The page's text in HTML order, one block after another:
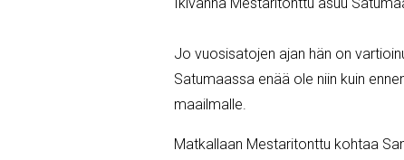
Jo vuosisatojen ajan hän on
Satumaassa enää ole niin kuin
maailmalle.
Matkallaan Mestaritonttu kohtaa